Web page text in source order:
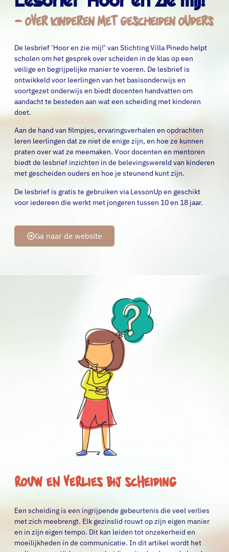
– over kinderen met gescheiden ouders
De lesbrief ‘Hoor en zie mij!’ van Stichting Villa Pinedo helpt
scholen om het gesprek over scheiden in de klas op een
veilige en begrijpelijke manier te voeren. De lesbrief is
ontwikkeld voor leerlingen van het basisonderwijs en
voortgezet onderwijs en biedt docenten handvatten om
aandacht te besteden aan wat een scheiding met kinderen
doet.
Aan de hand van filmpjes, ervaringsverhalen en opdrachten
leren leerlingen dat ze niet de enige zijn, en hoe ze kunnen
praten over wat ze meemaken. Voor docenten en mentoren
biedt de lesbrief inzichten in de belevingswereld van kinderen
met gescheiden ouders en hoe je steunend kunt zijn.
De lesbrief is gratis te gebruiken via LessonUp en geschikt
voor iedereen die werkt met jongeren tussen 10 en 18 jaar.
Ga naar de website
Rouw en verlies bij scheiding
Een scheiding is een ingrijpende gebeurtenis die veel verlies
met zich meebrengt. Elk gezinslid rouwt op zijn eigen manier
en in zijn eigen tempo. Dit kan leiden tot onzekerheid en
moeilijkheden in de communicatie. In dit artikel wordt het